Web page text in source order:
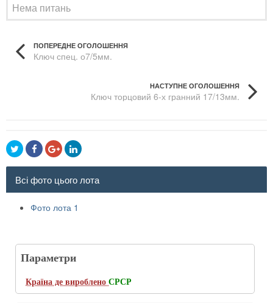
Нема питань
ПОПЕРЕДНЕ ОГОЛОШЕННЯ
Ключ спец. о7/5мм.
НАСТУПНЕ ОГОЛОШЕННЯ
Ключ торцовий 6-х гранний 17/13мм.
Всі фото цього лота
Фото лота 1
Параметри
Країна де вироблено СРСР